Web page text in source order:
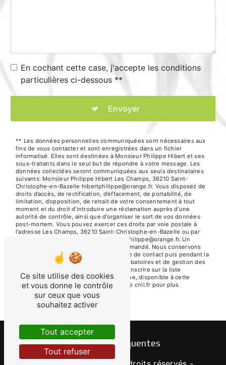
En cochant cette case, j'accepte les conditions
particulières ci-dessous **
Envoyer
** Les données personnelles communiquées sont nécessaires aux
fins de vous contacter et sont enregistrées dans un fichier
informatisé. Elles sont destinées à Monsieur Philippe Hibert et ses
sous-traitants dans le seul but de répondre à votre message. Les
données collectées seront communiquées aux seuls destinataires
suivants: Monsieur Philippe Hibert Les Champs, 36210 Saint-
Christophe-en-Bazelle hibertphilippe@orange.fr. Vous disposez de
droits d’accès, de rectification, d’effacement, de portabilité, de
limitation, d’opposition, de retrait de votre consentement à tout
moment et du droit d’introduire une réclamation auprès d’une
autorité de contrôle, ainsi que d’organiser le sort de vos données
post-mortem. Vous pouvez exercer ces droits par voie postale à
l'adresse Les Champs, 36210 Saint-Christophe-en-Bazelle ou par
courrier électronique à l'adresse hibertphilippe@orange.fr. Un
justificatif d'identité pourra vous être demandé. Nous conservons
vos données pendant la période de prise de contact puis pendant la
durée de prescription légale aux fins probatoires et de gestion des
contentieux. Vous avez le droit de vous inscrire sur la liste
d'opposition au démarchage téléphonique, disponible à cette
adresse: Bloctel.gouv.fr . Consultez le site cnil.fr pour plus
d’informations sur vos droits.
Recherches fréquentes
Ce site utilise des cookies
et vous donne le contrôle
sur ceux que vous
souhaitez activer
Tout accepter
Tout refuser